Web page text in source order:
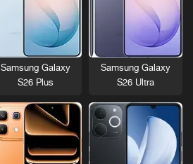
Samsung Galaxy
S26 Ultra
Samsung Galaxy
S26 Plus